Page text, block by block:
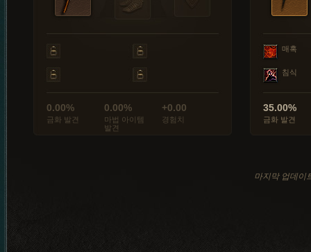
0.00%
금화 발견
0.00%
마법 아이템
발견
+0.00
경험치
매혹
침식
35.00%
금화 발견
마지막 업데이